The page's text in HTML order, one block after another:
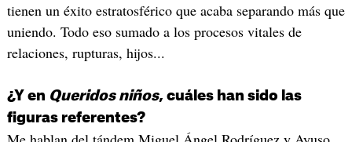
tienen un éxito estratosférico que acaba separando más que
uniendo. Todo eso sumado a los procesos vitales de
relaciones, rupturas, hijos...
¿Y en Queridos niños, cuáles han sido las
figuras referentes?